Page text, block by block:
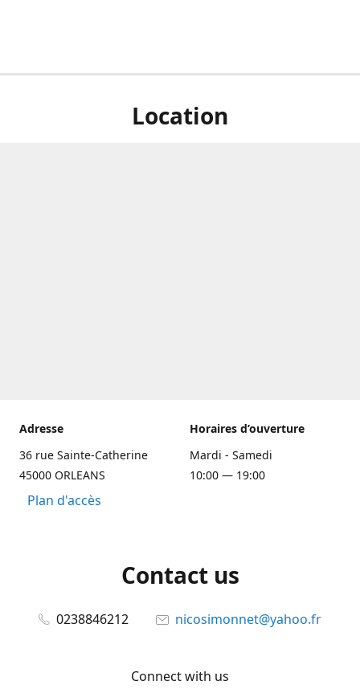
Location
Adresse
36 rue Sainte-Catherine
45000 ORLEANS
Plan d'accès
Horaires d’ouverture
Mardi - Samedi
10:00 — 19:00
Contact us
0238846212 nicosimonnet@yahoo.fr
Connect with us